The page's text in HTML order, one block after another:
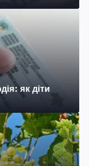
як діти